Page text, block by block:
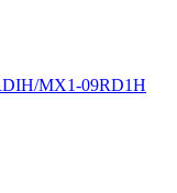
MX1-09RD1H